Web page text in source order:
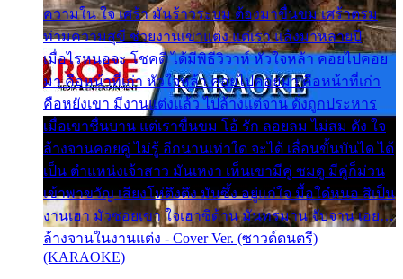
ความใน ใจ เศร้า มันร้าวระบม ต้องมาขื่นขม เศร้าตรม
ท่ามความสุขี ช่วยงานเขาแต่ง แต่เรา แล้งมาหลายปี
เมื่อไรหนอจะ โชคดี ได้มีพิธีวิวาห์ หัวใจหล้า คอยไปคอย
มา คือหน้าที่เก่า หัวใจหล้า คอยไปคอยมา คือหน้าที่เก่า
คือหยังเขา มีงานแต่งแล้ว ไปล้างแต่จาน ดั่งถูกประหาร
เมื่อเขาชื่นบาน แต่เราขื่นขม โอ้ รัก ลอยลม ไม่สม ดัง ใจ
ล้างจานคอยคู่ ไม่รู้ อีกนานเท่าใด จะได้ เลื่อนขั้นบันได ได้
เป็น ตำแหน่งเจ้าสาว มันเหงา เห็นเขามีคู่ ซมดู มีคู่ก็ม่วน
เข้าพาขวัญ เสียงโห่ตึงตึง มันซึ้ง อยู่แก่ใจ มื้อใด๋หนอ สิเป็น
งานเฮา มัวซอยเขา ใจเฮาซิด้าน มันทรมาน จับจาน เอย…
ล้างจานในงานแต่ง - Cover Ver. (ซาวด์ดนตรี)
(KARAOKE)